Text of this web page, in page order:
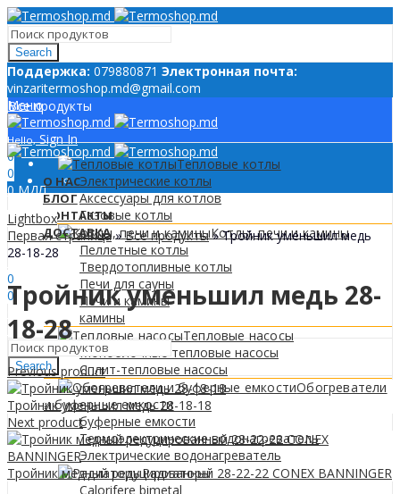
Search
Поддержкa: 079880871 Электронная почта:
vinzaritermoshop.md@gmail.com
Меню
Hello, Sign In
0
0
0МДЛ
Все продукты
Тепловые котлы
Электрические котлы
Аксессуары для котлов
Газовые котлы
Котлы, печи и камины
Пеллетные котлы
Твердотопливные котлы
Печи для сауны
Печи и камины
камины
Тепловые насосы
Моноблочные тепловые насосы
Сплит-тепловые насосы
Обогреватели
и буферные емкости
буферные емкости
Термоэлектрические водонагреватель
Электрические водонагреватель
Радиаторы
Calorifere bimetal
О НАС
БЛОГ
КОНТАКТЫ
ДОСТАВКА
Sign In
0
0
МДЛ
Меню
Search
0
0МДЛ
Lightbox
Первая страница»Все продукты»Тройник уменьшил медь
28-18-28
Тройник уменьшил медь 28-
18-28
Previous product
Тройник уменьшил медь 28-18-18
Next product
Тройник медный редуцированный 28-22-22 CONEX BANNINGER